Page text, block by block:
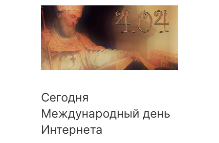
Сегодня
Международный день
Интернета